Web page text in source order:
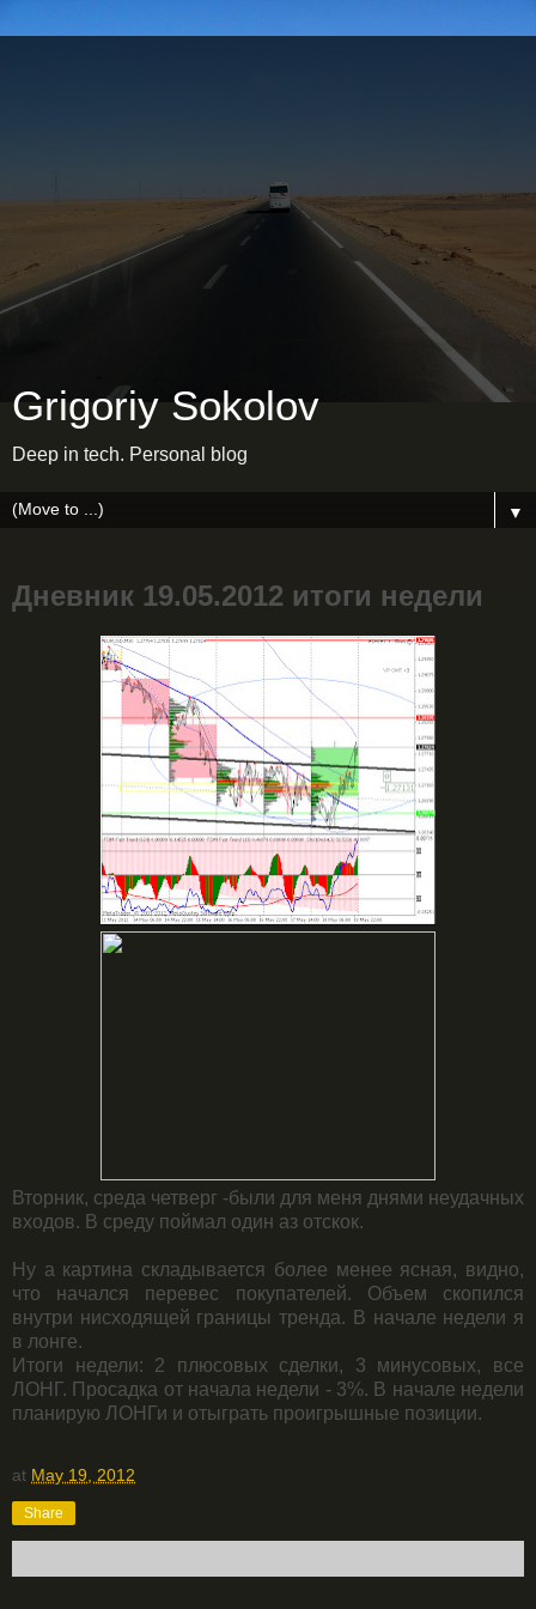
Grigoriy Sokolov
Deep in tech. Personal blog
▼
Дневник 19.05.2012 итоги недели
Вторник, среда четверг -были для меня днями неудачных
входов. В среду поймал один аз отскок.
Ну а картина складывается более менее ясная, видно,
что начался перевес покупателей. Объем скопился
внутри нисходящей границы тренда. В начале недели я
в лонге.
Итоги недели: 2 плюсовых сделки, 3 минусовых, все
ЛОНГ. Просадка от начала недели - 3%. В начале недели
планирую ЛОНГи и отыграть проигрышные позиции.
at May 19, 2012
Share